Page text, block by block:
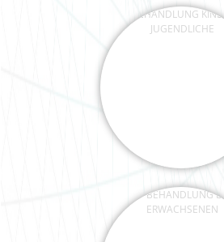
JUGENDLICHE
BEHANDLUNG BEI
ERWACHSENEN